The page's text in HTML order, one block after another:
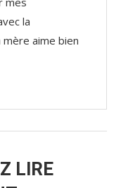
la
aime bien
LIRE